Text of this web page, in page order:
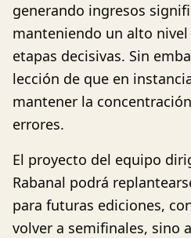
generando ingresos
manteniendo un alto
etapas decisivas. Sin
lección de que en
mantener la
errores.
El proyecto del equipo
Rabanal podrá
para futuras ediciones,
volver a semifinales, sino